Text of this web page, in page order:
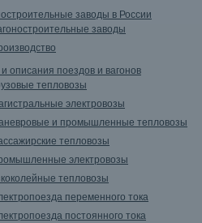
заводы в России
заводы
описания поездов и вагонов
тепловозы
электровозы
и промышленные тепловозы
тепловозы
электровозы
тепловозы
переменного тока
постоянного тока